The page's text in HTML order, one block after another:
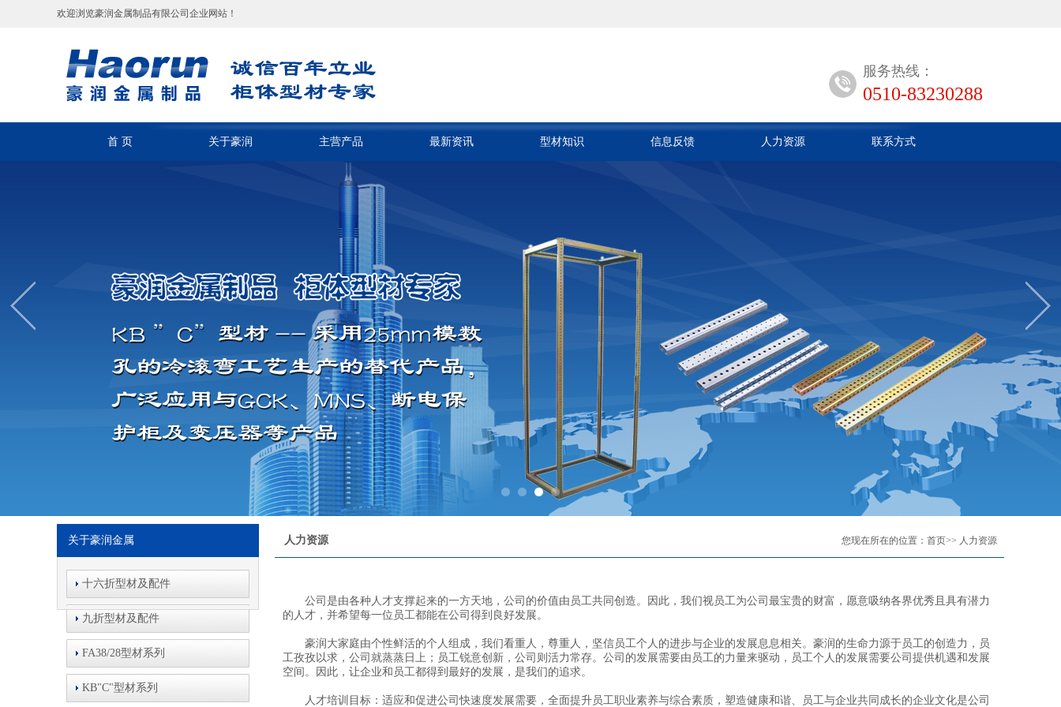
欢迎浏览豪润金属制品有限公司企业网站！
服务热线：
0510-83230288
首 页 关于豪润 主营产品 最新资讯 型材知识 信息反馈 人力资源 联系方式
关于豪润金属
十六折型材及配件
九折型材及配件
FA38/28型材系列
KB"C"型材系列
人力资源 您现在所在的位置： 首页>> 人力资源
公司是由各种人才支撑起来的一方天地，公司的价值由员工共同创造。因此，我们视员工为公司最宝贵的财富，愿意吸纳各界优秀且具有潜力
的人才，并希望每一位员工都能在公司得到良好发展。
豪润大家庭由个性鲜活的个人组成，我们看重人，尊重人，坚信员工个人的进步与企业的发展息息相关。豪润的生命力源于员工的创造力，员
工孜孜以求，公司就蒸蒸日上；员工锐意创新，公司则活力常存。公司的发展需要由员工的力量来驱动，员工个人的发展需要公司提供机遇和发展
空间。因此，让企业和员工都得到最好的发展，是我们的追求。
人才培训目标：适应和促进公司快速度发展需要，全面提升员工职业素养与综合素质，塑造健康和谐、员工与企业共同成长的企业文化是公司